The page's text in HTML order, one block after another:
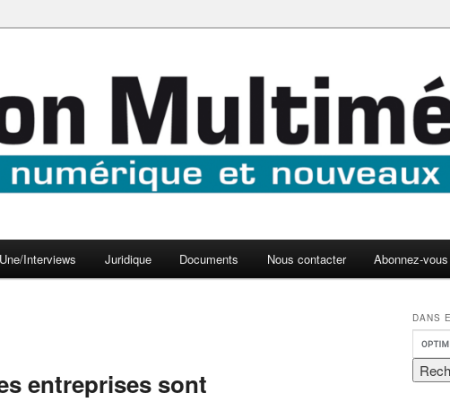
Une/Interviews Juridique Documents Nous contacter Abonnez-vous
entreprises sont
DANS